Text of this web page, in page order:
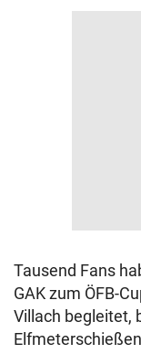
Tausend Fans
GAK zum ÖFB-
Villach begleitet,